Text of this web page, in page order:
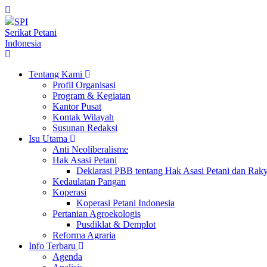
SPI
Serikat Petani
Indonesia
Tentang Kami
Profil Organisasi
Program & Kegiatan
Kantor Pusat
Kontak Wilayah
Susunan Redaksi
Isu Utama
Anti Neoliberalisme
Hak Asasi Petani
Deklarasi PBB tentang Hak Asasi Petani dan
Kedaulatan Pangan
Koperasi
Koperasi Petani Indonesia
Pertanian Agroekologis
Pusdiklat & Demplot
Reforma Agraria
Info Terbaru
Agenda